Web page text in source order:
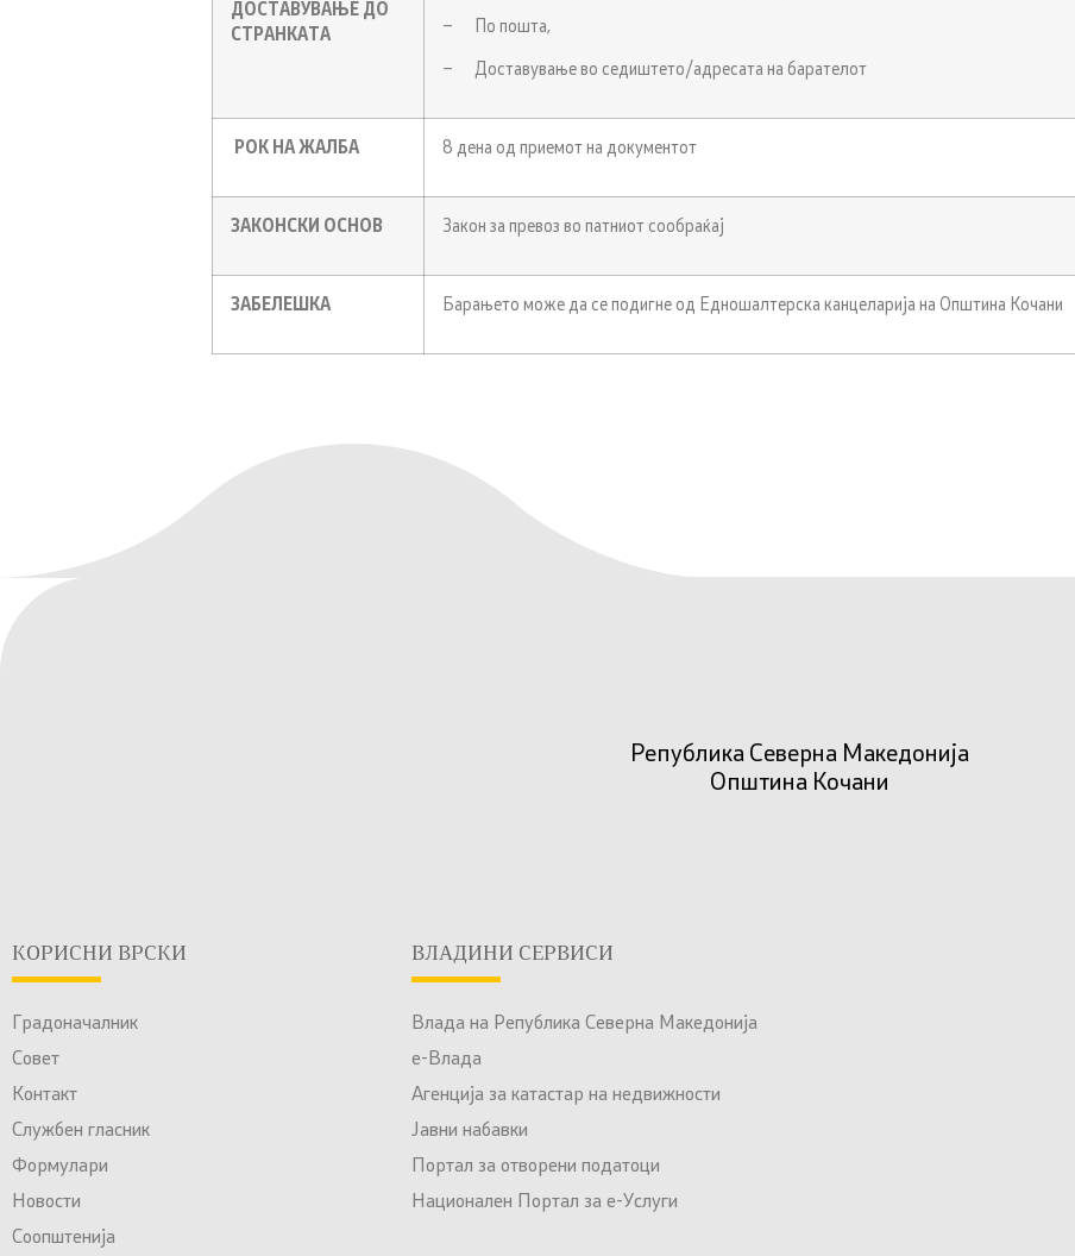
ДОСТАВУВАЊЕ ДО
СТРАНКАТА
– По пошта,
– Доставување во седиштето/адресата на барателот
РОК НА ЖАЛБА 8 дена од приемот на документот
ЗАКОНСКИ ОСНОВ Закон за превоз во патниот сообраќај
ЗАБЕЛЕШКА Барањето може да се подигне од Едношалтерска канцеларија на Општина Кочани
Република Северна Македонија
Општина Кочани
КОРИСНИ ВРСКИ
Градоначалник
Совет
Контакт
Службен гласник
Формулари
Новости
Соопштенија
ВЛАДИНИ СЕРВИСИ
Влада на Република Северна Македонија
е-Влада
Агенција за катастар на недвижности
Јавни набавки
Портал за отворени податоци
Национален Портал за е-Услуги